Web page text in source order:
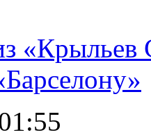
«Крыльев